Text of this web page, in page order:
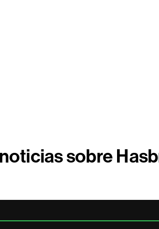
sobre